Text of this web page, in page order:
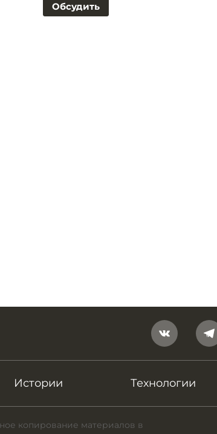
Обсудить
Истории Технологии
копирование материалов в